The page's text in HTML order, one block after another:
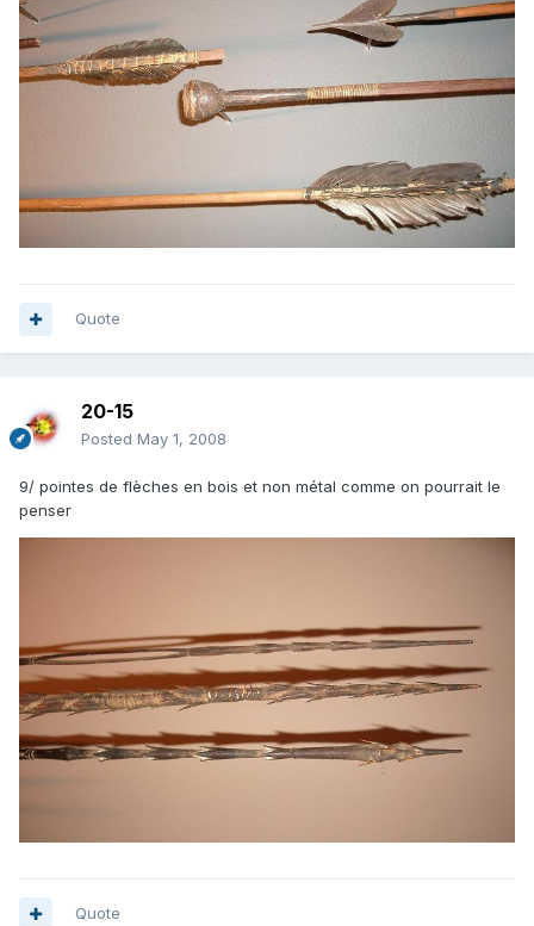
Quote
20-15
Posted May 1, 2008
9/ pointes de flèches en bois et non métal comme on pourrait le
penser
Quote